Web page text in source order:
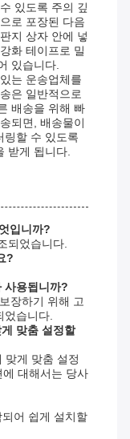
있도록 주의 깊
로 포장된 다음
지 상자 안에 넣
화 테이프로 밀
있습니다.
는 운송업체를
은 일반적으로
배송을 위해 빠
되면, 배송물이
링할 수 있도록
받게 됩니다.
입니까?
되었습니다.
?
사용됩니까?
장하기 위해 고
었습니다.
맞춤 설정할
맞게 맞춤 설정
대해서는 당사
어 쉽게 설치할